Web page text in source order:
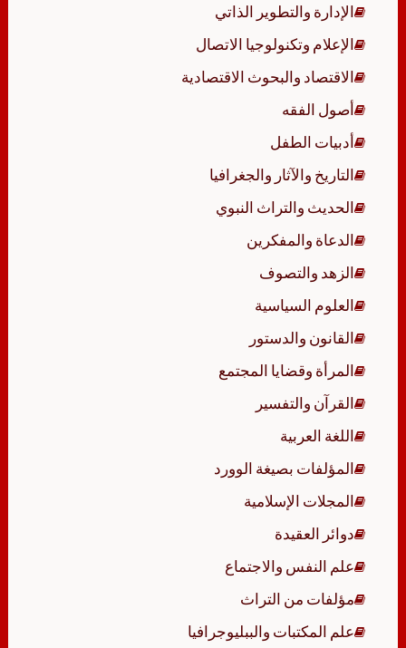
الإدارة والتطوير الذاتي
الإعلام وتكنولوجيا الاتصال
الاقتصاد والبحوث الاقتصادية
أصول الفقه
أدبيات الطفل
التاريخ والآثار والجغرافيا
الحديث والتراث النبوي
الدعاة والمفكرين
الزهد والتصوف
العلوم السياسية
القانون والدستور
المرأة وقضايا المجتمع
القرآن والتفسير
اللغة العربية
المؤلفات بصيغة الوورد
المجلات الإسلامية
دوائر العقيدة
علم النفس والاجتماع
مؤلفات من التراث
علم المكتبات والببليوجرافيا